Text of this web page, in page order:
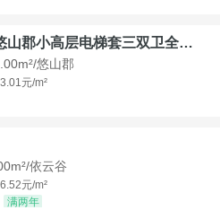
河东新区悠山郡小高层电梯套三双卫全装带家具家电
悠山郡
元/m²
依云谷
元/m²
满两年